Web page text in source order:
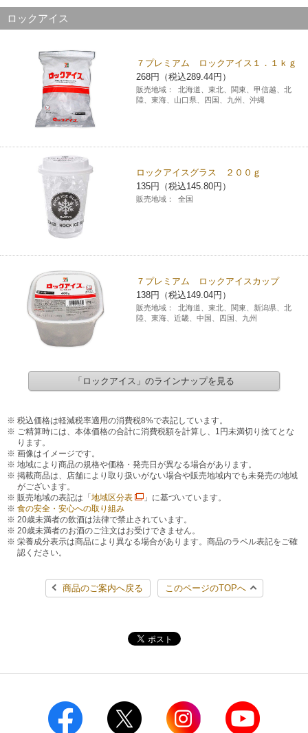
ロックアイス
７プレミアム ロックアイス１．１ｋｇ
268円（税込289.44円）
販売地域：
北海道、東北、関東、甲信越、北
陸、東海、山口県、四国、九州、沖縄
ロックアイスグラス ２００ｇ
135円（税込145.80円）
販売地域： 全国
７プレミアム ロックアイスカップ
138円（税込149.04円）
販売地域：
北海道、東北、関東、新潟県、北
陸、東海、近畿、中国、四国、九州
「ロックアイス」のラインナップを見る
税込価格は軽減税率適用の消費税8%で表記しています。
ご精算時には、本体価格の合計に消費税額を計算し、1円未満切り捨てとな
ります。
画像はイメージです。
地域により商品の規格や価格・発売日が異なる場合があります。
掲載商品は、店舗により取り扱いがない場合や販売地域内でも未発売の地域
がございます。
販売地域の表記は「 地域区分表
」に基づいています。
食の安全・安心への取り組み
20歳未満者の飲酒は法律で禁止されています。
20歳未満者のお酒のご注文はお受けできません。
栄養成分表示は商品により異なる場合があります。商品のラベル表記をご確
認ください。
商品のご案内へ戻る このページのTOPへ